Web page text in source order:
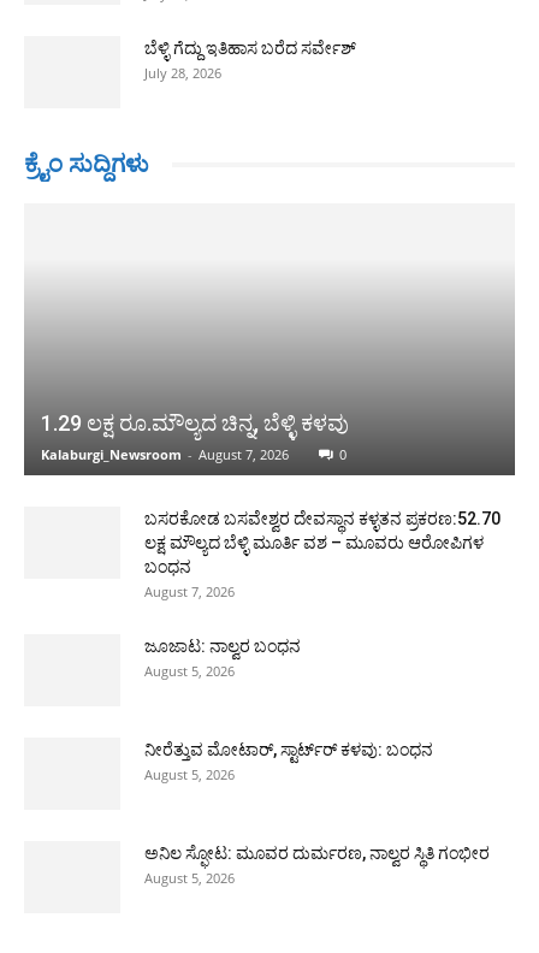
ಬೆಳ್ಳಿ ಗೆದ್ದು ಇತಿಹಾಸ ಬರೆದ ಸರ್ವೇಶ್
July 28, 2026
ಕ್ರೈಂ ಸುದ್ದಿಗಳು
1.29 ಲಕ್ಷ ರೂ.ಮೌಲ್ಯದ ಚಿನ್ನ, ಬೆಳ್ಳಿ ಕಳವು
Kalaburgi_Newsroom - August 7, 2026 0
ಬಸರಕೋಡ ಬಸವೇಶ್ವರ ದೇವಸ್ಥಾನ ಕಳ್ಳತನ ಪ್ರಕರಣ:52.70
ಲಕ್ಷ ಮೌಲ್ಯದ ಬೆಳ್ಳಿ ಮೂರ್ತಿ ವಶ – ಮೂವರು ಆರೋಪಿಗಳ
ಬಂಧನ
August 7, 2026
ಜೂಜಾಟ: ನಾಲ್ವರ ಬಂಧನ
August 5, 2026
ನೀರೆತ್ತುವ ಮೋಟಾರ್, ಸ್ಟಾರ್ಟ್‍ರ್ ಕಳವು: ಬಂಧನ
August 5, 2026
ಅನಿಲ ಸ್ಫೋಟ: ಮೂವರ ದುರ್ಮರಣ, ನಾಲ್ವರ ಸ್ಥಿತಿ ಗಂಭೀರ
August 5, 2026